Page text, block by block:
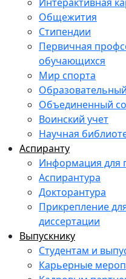
Общежития
Стипендии
Первичная
обучающихся
Мир спорта
Объединенный
Воинский учет
Научная
Аспиранту
Информация для
Аспирантура
Докторантура
Прикрепление
диссертации
Выпускнику
Студентам и
Карьерные